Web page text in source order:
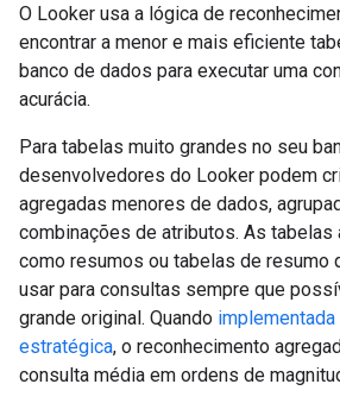
O Looker usa a lógica de
encontrar a menor e mais eficiente
banco de dados para executar uma
acurácia.
Para tabelas muito grandes no seu
desenvolvedores do Looker podem
agregadas menores de dados,
combinações de atributos. As tabelas
como resumos ou tabelas de resumo
usar para consultas sempre que
grande original. Quando
estratégica, o reconhecimento
consulta média em ordens de